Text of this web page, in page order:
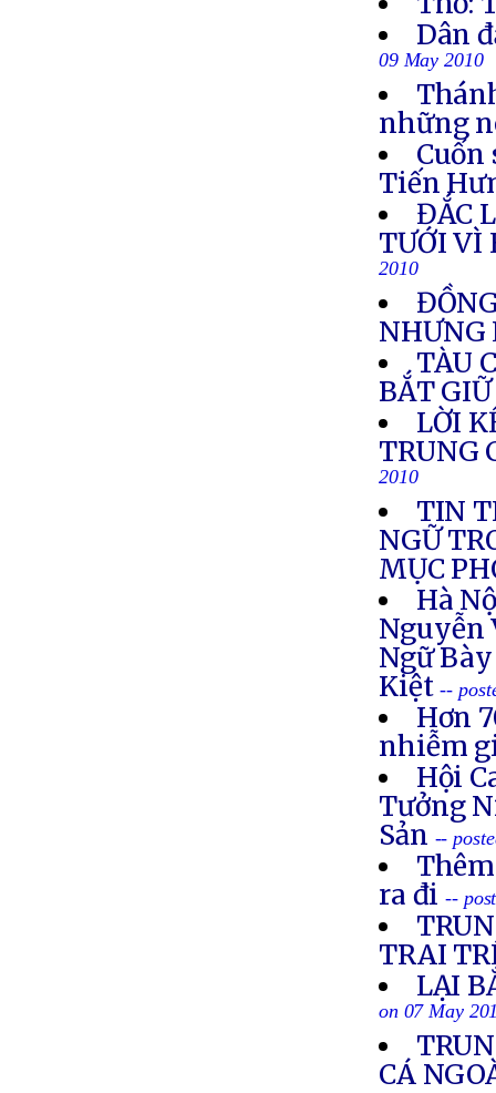
Dân
09 May 2010
những
Cuốn
Tiến
ĐẮC
TƯỚI VÌ
2010
NHƯNG
TÀU
BẮT GIỮ
LỜI
TRUNG
2010
TIN
NGỮ
MỤC
Hà
Nguyễn
Ngữ
Kiệt--
Hơn
nhiễm
Hội
Tưởng
Sản --
ra đi --
TRAI
LẠI
on 07 May
CÁ